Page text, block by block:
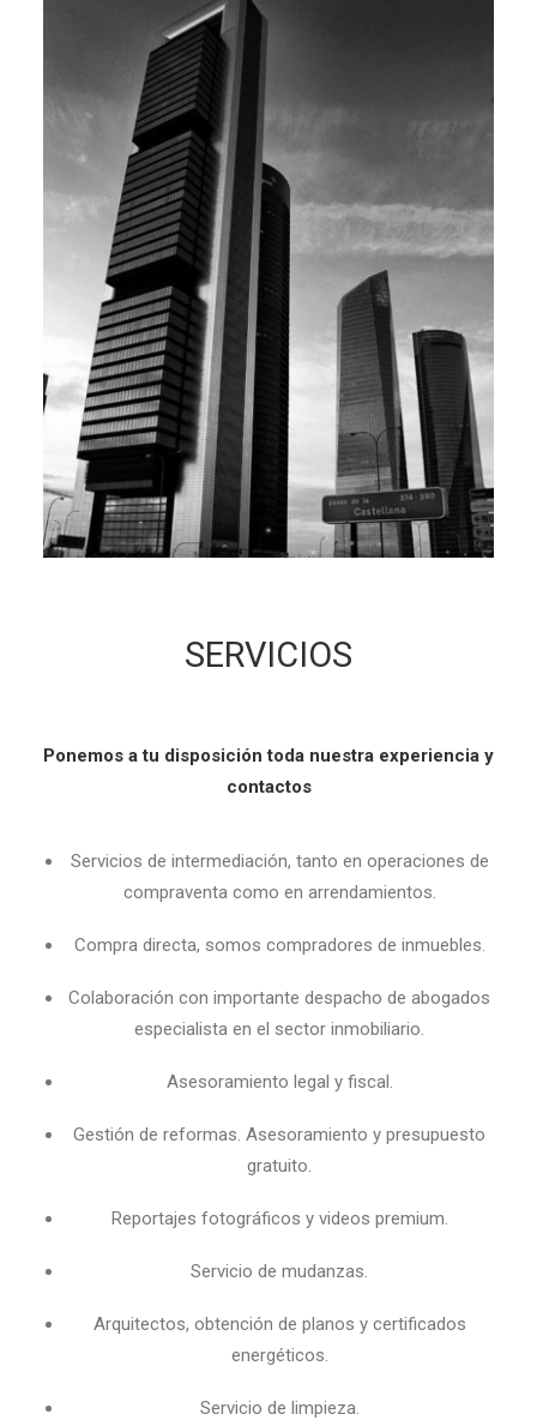
SERVICIOS
Ponemos a tu disposición toda nuestra experiencia y
contactos
Servicios de intermediación, tanto en operaciones de
compraventa como en arrendamientos.
Compra directa, somos compradores de inmuebles.
Colaboración con importante despacho de abogados
especialista en el sector inmobiliario.
Asesoramiento legal y fiscal.
Gestión de reformas. Asesoramiento y presupuesto
gratuito.
Reportajes fotográficos y videos premium.
Servicio de mudanzas.
Arquitectos, obtención de planos y certificados
energéticos.
Servicio de limpieza.